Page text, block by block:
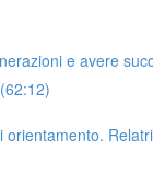
e avere
orientamento.